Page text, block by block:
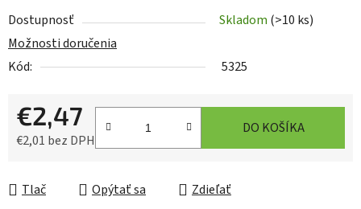
Dostupnosť Skladom (>10 ks)
Možnosti doručenia
Kód:
5325
€2,47
€2,01 bez DPH
DO KOŠÍKA
Tlač Opýtať sa Zdieľať